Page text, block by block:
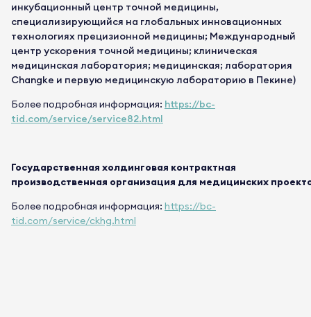
инкубационный центр точной медицины,
специализирующийся на глобальных инновационных
технологиях прецизионной медицины; Международный
центр ускорения точной медицины; клиническая
медицинская лаборатория; медицинская; лаборатория
Changke и первую медицинскую лабораторию в Пекине)
Более подробная информация: https://bc-
tid.com/service/service82.html
Государственная холдинговая контрактная
производственная организация для медицинских
Более подробная информация: https://bc-
tid.com/service/ckhg.html